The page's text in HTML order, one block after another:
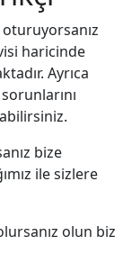
haricinde
Ayrıca
bize
ile sizlere
olun biz